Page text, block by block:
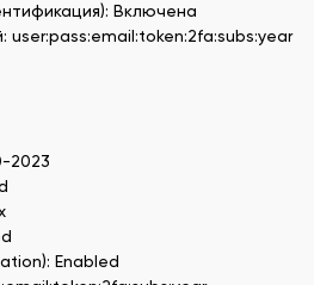
Включена
user:pass:email:token:2fa:subs:year
2023
Enabled